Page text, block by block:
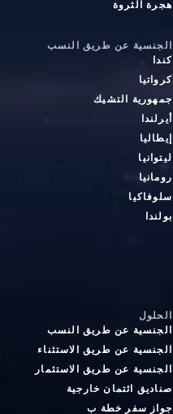
هجرة الثروة
الجنسية عن طريق النسب
كندا
كرواتيا
جمهورية التشيك
أيرلندا
إيطاليا
ليتوانيا
رومانيا
سلوفاكيا
بولندا
الحلول
الجنسية عن طريق النسب
الجنسية عن طريق الاستثناء
الجنسية عن طريق الاستثمار
صناديق ائتمان خارجية
جواز سفر خطة ب